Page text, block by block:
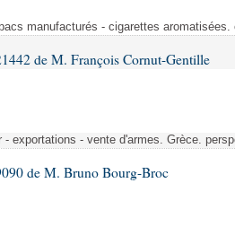
manufacturés - cigarettes
de M. François Cornut-Gentille
- exportations - vente d'armes. Grèce.
de M. Bruno Bourg-Broc